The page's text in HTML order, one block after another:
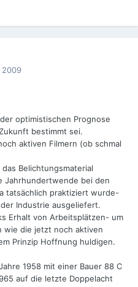
2009
optimistischen Prognose
bestimmt sei.
aktiven Filmern (ob schmal
Belichtungsmaterial
Jahrhundertwende bei den
tatsächlich praktiziert wurde-
Industrie ausgeliefert.
Erhalt von Arbeitsplätzen- um
wie die jetzt noch aktiven
Prinzip Hoffnung huldigen.
1958 mit einer Bauer 88 C
auf die letzte Doppelacht